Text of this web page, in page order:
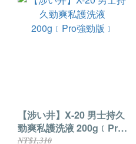
【涉い井】X-20 男士持久
勁爽私護洗液 200g﹝Pro
強勁版﹞
NT$1,310